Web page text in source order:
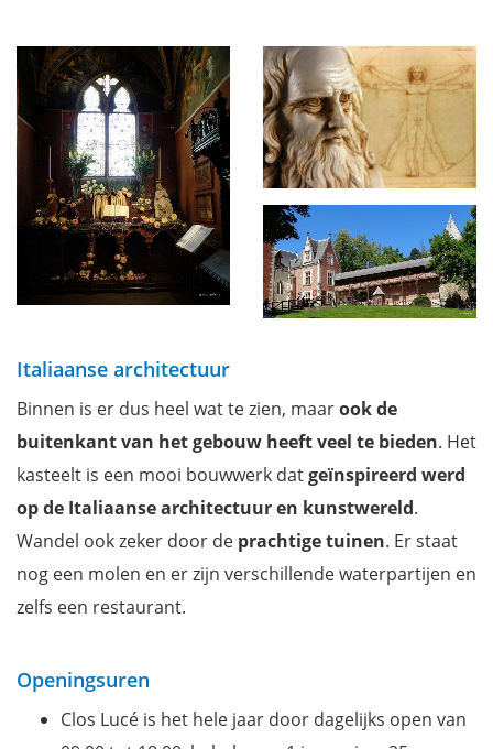
Italiaanse architectuur
Binnen is er dus heel wat te zien, maarook de
buitenkant van het gebouw heeft veel te bieden. Het
kasteelt is een mooi bouwwerk datgeïnspireerd werd
op de Italiaanse architectuur en kunstwereld.
Wandel ook zeker door de prachtige tuinen. Er staat
nog een molen en er zijn verschillende waterpartijen en
zelfs een restaurant.
Openingsuren
Clos Lucé is het hele jaar door dagelijks open van